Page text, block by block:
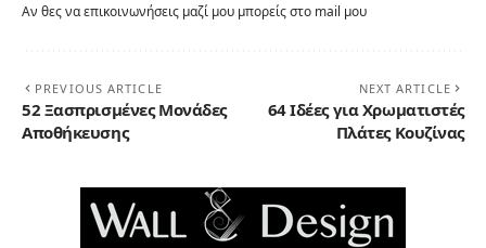
Αν θες να επικοινωνήσεις μαζί μου μπορείς στο mail μου
PREVIOUS ARTICLE
52 Ξασπρισμένες Μονάδες
Αποθήκευσης
NEXT ARTICLE
64 Ιδέες για Χρωματιστές
Πλάτες Κουζίνας